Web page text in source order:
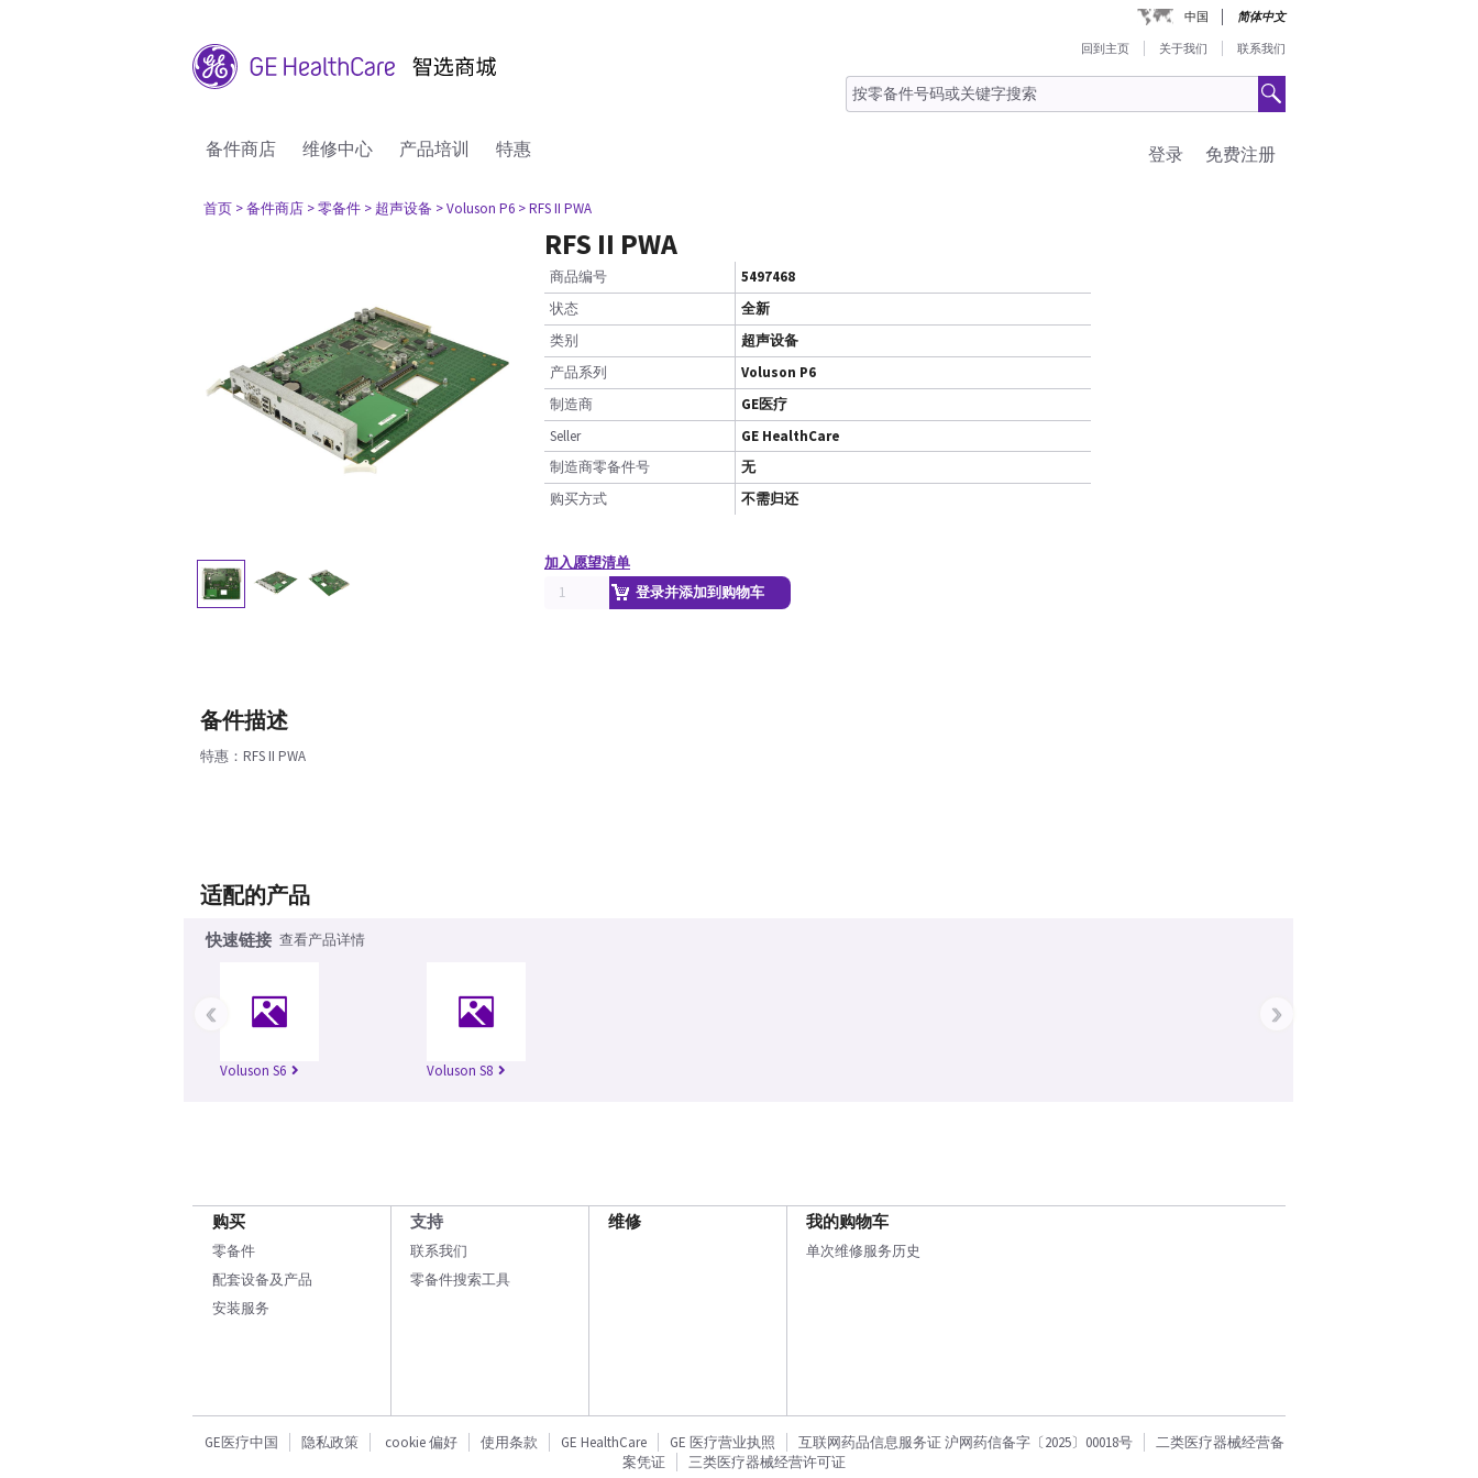
中国 简体中文
回到主页 关于我们 联系我们
备件商店 维修中心 产品培训 特惠 免费注册
登录
首页 > 备件商店 > 零备件 > 超声设备 > Voluson P6 > RFS II PWA
RFS II PWA
商品编号
5497468
状态
全新
类别
超声设备
产品系列
Voluson P6
制造商
GE医疗
Seller
GE HealthCare
制造商零备件号
无
购买方式
不需归还
加入愿望清单
登录并添加到购物车
备件描述
特惠：RFS II PWA
适配的产品
快速链接 查看产品详情
Voluson S6 Voluson S8
‹ ›
购买
零备件
配套设备及产品
安装服务
支持
联系我们
零备件搜索工具
维修 我的购物车
单次维修服务历史
GE医疗中国 隐私政策 cookie 偏好 使用条款 GE HealthCare GE 医疗营业执照 互联网药品信息服务证 沪网药信备字〔2025〕00018号
二类医疗器械经营备
案凭证
三类医疗器械经营许可证